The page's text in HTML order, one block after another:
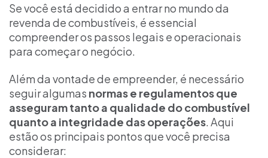
Se você está decidido a entrar no mundo da
revenda de combustíveis, é essencial
compreender os passos legais e operacionais
para começar o negócio.
Além da vontade de empreender, é necessário
seguir algumas normas e regulamentos que
asseguram tanto a qualidade do combustível
quanto a integridade das operações. Aqui
estão os principais pontos que você precisa
considerar: